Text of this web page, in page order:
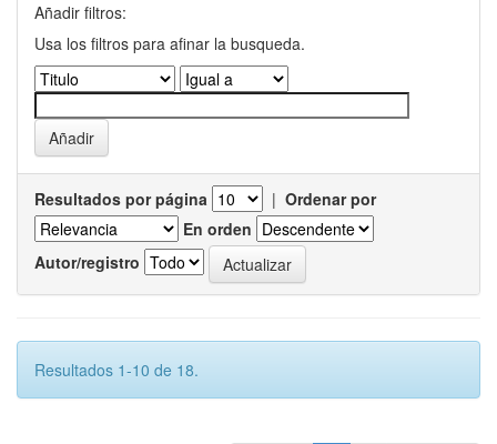
Añadir filtros:
Usa los filtros para afinar la busqueda.
Resultados por página | Ordenar por
En orden
Autor/registro
Resultados 1-10 de 18.